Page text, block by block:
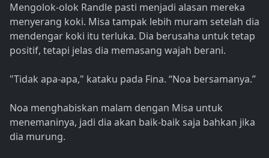
Mengolok-olok Randle pasti menjadi alasan mereka
menyerang koki. Misa tampak lebih muram setelah dia
mendengar koki itu terluka. Dia berusaha untuk tetap
positif, tetapi jelas dia memasang wajah berani.
"Tidak apa-apa," kataku pada Fina. “Noa bersamanya.”
Noa menghabiskan malam dengan Misa untuk
menemaninya, jadi dia akan baik-baik saja bahkan jika
dia murung.